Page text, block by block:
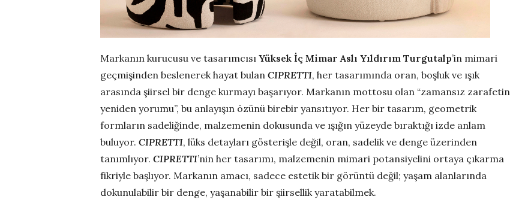
Markanın kurucusu ve tasarımcısı Yüksek İç Mimar Aslı Yıldırım Turgutalp’in mimari
geçmişinden beslenerek hayat bulan CIPRETTI, her tasarımında oran, boşluk ve ışık
arasında şiirsel bir denge kurmayı başarıyor. Markanın mottosu olan “zamansız zarafetin
yeniden yorumu”, bu anlayışın özünü birebir yansıtıyor. Her bir tasarım, geometrik
formların sadeliğinde, malzemenin dokusunda ve ışığın yüzeyde bıraktığı izde anlam
buluyor. CIPRETTI, lüks detayları gösterişle değil, oran, sadelik ve denge üzerinden
tanımlıyor. CIPRETTI’nin her tasarımı, malzemenin mimari potansiyelini ortaya çıkarma
fikriyle başlıyor. Markanın amacı, sadece estetik bir görüntü değil; yaşam alanlarında
dokunulabilir bir denge, yaşanabilir bir şiirsellik yaratabilmek.